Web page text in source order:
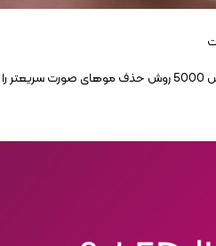
رفع موهای زائد صورت فیلیپس 5000 روش حذف